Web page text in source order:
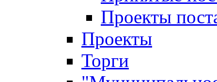
Проекты
Проекты
Торги